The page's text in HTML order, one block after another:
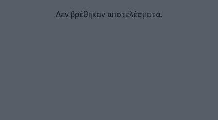
Δεν βρέθηκαν αποτελέσματα.